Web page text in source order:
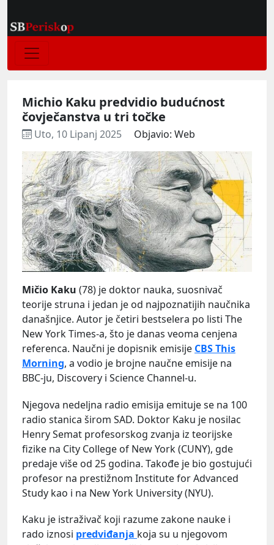
Michio Kaku predvidio budućnost
čovječanstva u tri točke
Uto, 10 Lipanj 2025 Objavio: Web
Mičio Kaku (78) je doktor nauka, suosnivač
teorije struna i jedan je od najpoznatijih naučnika
današnjice. Autor je četiri bestselera po listi The
New York Times-a, što je danas veoma cenjena
referenca. Naučni je dopisnik emisije CBS This
Morning, a vodio je brojne naučne emisije na
BBC-ju, Discovery i Science Channel-u.
Njegova nedeljna radio emisija emituje se na 100
radio stanica širom SAD. Doktor Kaku je nosilac
Henry Semat profesorskog zvanja iz teorijske
fizike na City College of New York (CUNY), gde
predaje više od 25 godina. Takođe je bio gostujući
profesor na prestižnom Institute for Advanced
Study kao i na New York University (NYU).
Kaku je istraživač koji razume zakone nauke i
rado iznosi predviđanja koja su u njegovom